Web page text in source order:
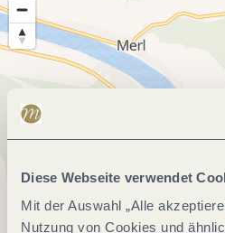
Diese Webseite verwendet
Mit der Auswahl „Alle
Nutzung von Cookies und